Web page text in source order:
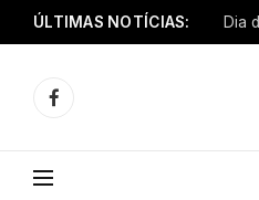
ÚLTIMAS NOTÍCIAS:
Facebook